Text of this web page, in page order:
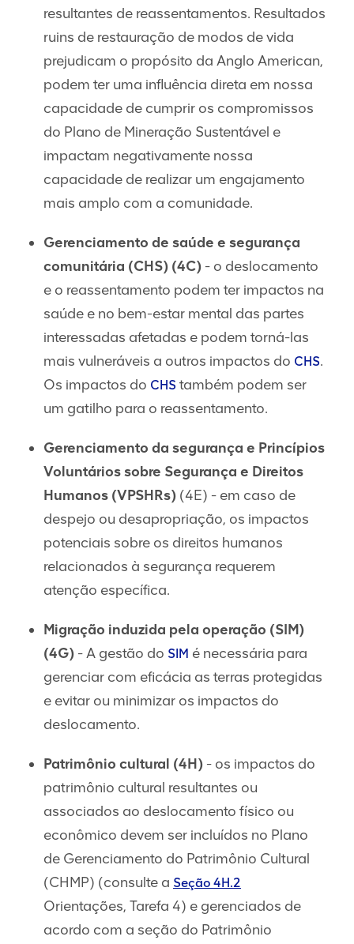
resultantes de reassentamentos. Resultados
ruins de restauração de modos de vida
prejudicam o propósito da Anglo American,
podem ter uma influência direta em nossa
capacidade de cumprir os compromissos
do Plano de Mineração Sustentável e
impactam negativamente nossa
capacidade de realizar um engajamento
mais amplo com a comunidade.
Gerenciamento de saúde e segurança
comunitária (CHS) (4C) - o deslocamento
e o reassentamento podem ter impactos na
saúde e no bem-estar mental das partes
interessadas afetadas e podem torná-las
mais vulneráveis a outros impactos do CHS.
Os impactos do CHS também podem ser
um gatilho para o reassentamento.
Gerenciamento da segurança e Princípios
Voluntários sobre Segurança e Direitos
Humanos (VPSHRs) (4E) - em caso de
despejo ou desapropriação, os impactos
potenciais sobre os direitos humanos
relacionados à segurança requerem
atenção específica.
Migração induzida pela operação (SIM)
(4G) - A gestão do SIM é necessária para
gerenciar com eficácia as terras protegidas
e evitar ou minimizar os impactos do
deslocamento.
Patrimônio cultural (4H) - os impactos do
patrimônio cultural resultantes ou
associados ao deslocamento físico ou
econômico devem ser incluídos no Plano
de Gerenciamento do Patrimônio Cultural
(CHMP) (consulte a Seção 4H.2
Orientações, Tarefa 4) e gerenciados de
acordo com a seção do Patrimônio